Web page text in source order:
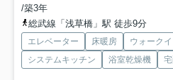
/築3年
総武線「浅草橋」駅 徒歩9分
エレベーター 床暖房
ウォーク
システムキッチン
浴室乾燥機